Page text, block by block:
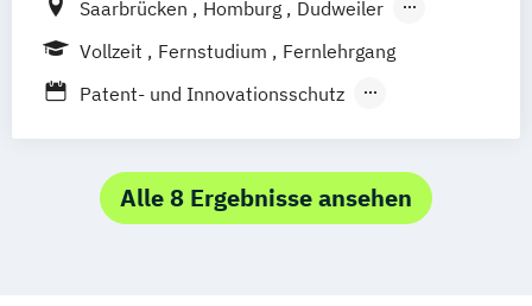
Saarbrücken Homburg
Dudweiler
in Kooperation mit der TU Kaiserslautern
Vollzeit Fernstudium
Fernlehrgang
Patent- und Innovationsschutz
Wirtschaft und Recht
Wirtschaft und Recht
Alle 8 Ergebnisse ansehen